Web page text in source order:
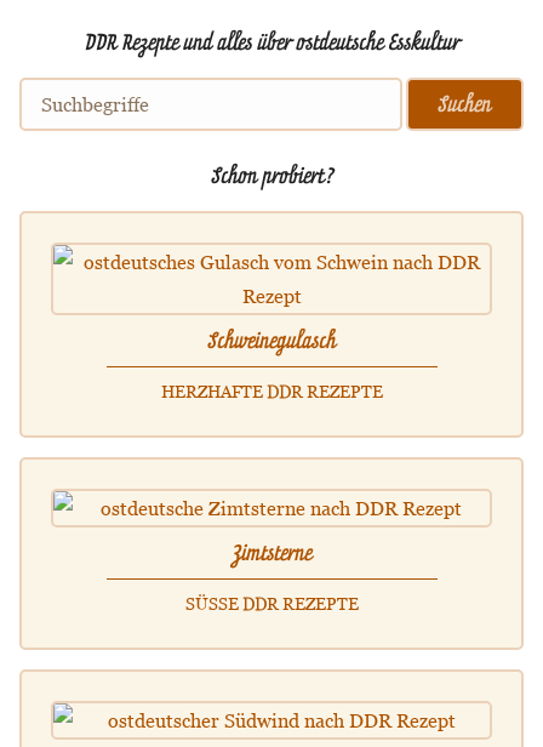
DDR Rezepte und alles über ostdeutsche Esskultur
Schon probiert?
Schweinegulasch
HERZHAFTE DDR REZEPTE
Zimtsterne
SÜSSE DDR REZEPTE